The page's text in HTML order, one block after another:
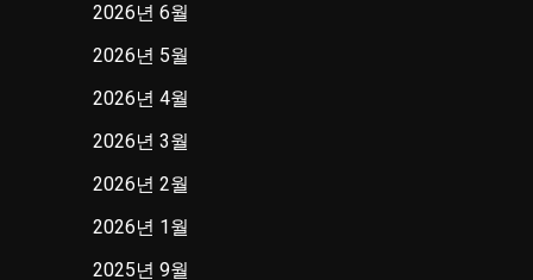
2026년 6월
2026년 5월
2026년 4월
2026년 3월
2026년 2월
2026년 1월
2025년 9월